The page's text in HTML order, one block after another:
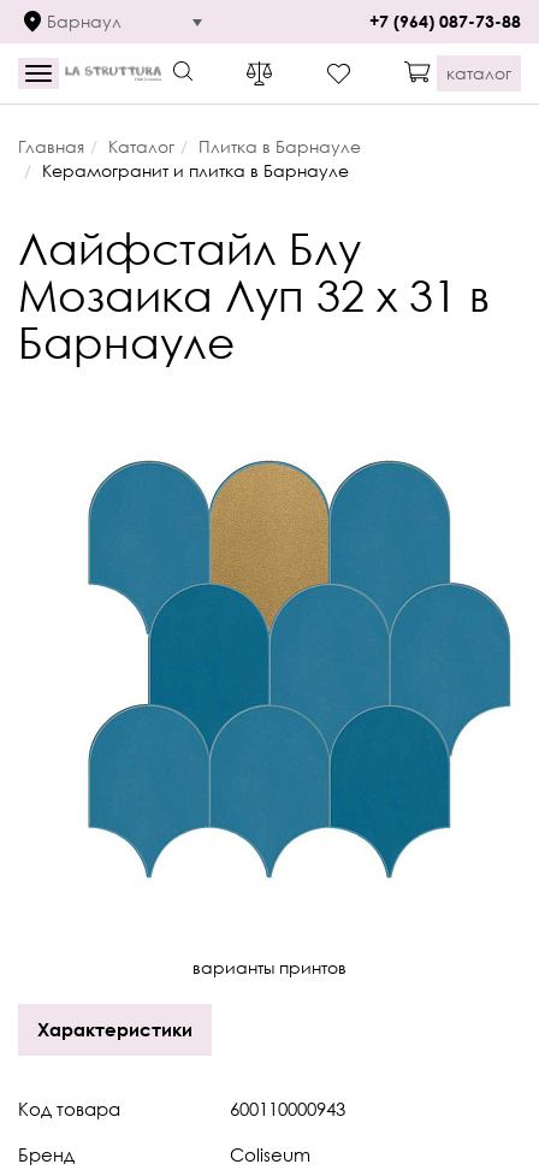
Барнаул +7 (964) 087-73-88
Toggle
navigation
каталог
Главная Каталог
Плитка в Барнауле
Керамогранит и плитка в Барнауле
Лайфстайл Блу
Мозаика Луп 32 x 31 в
Барнауле
варианты принтов
Характеристики
Код товара 600110000943
Бренд Coliseum